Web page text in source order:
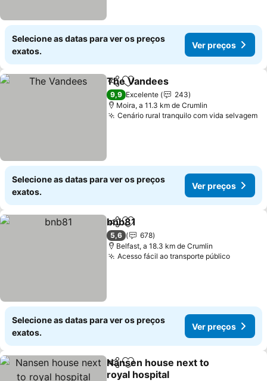
Selecione as datas para ver os preços
exatos.
Ver preços
PartilharAdicionar aos favoritos
The Vandees
9,9 Excelente
243
Moira, a 11.3 km de Crumlin
Cenário rural tranquilo com vida selvagem
Selecione as datas para ver os preços
exatos.
Ver preços
PartilharAdicionar aos favoritos
bnb81
5,6
678
Belfast, a 18.3 km de Crumlin
Acesso fácil ao transporte público
Selecione as datas para ver os preços
exatos.
Ver preços
PartilharAdicionar aos favoritos
Nansen house next to
royal hospital